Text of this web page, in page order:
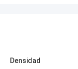
Densidad